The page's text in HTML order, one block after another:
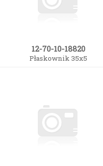
12-70-10-18820
Płaskownik 35x5